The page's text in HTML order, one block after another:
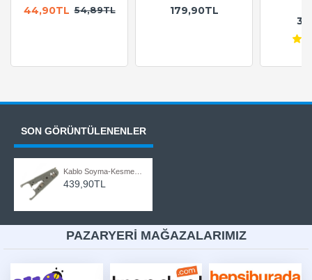
44,90TL 54,89TL 179,90TL
SON GÖRÜNTÜLENENLER
Kablo Soyma-Kesme-Sıyırma Aracı CAT3/CAT5E/CAT6
439,90TL
PAZARYERİ MAĞAZALARIMIZ